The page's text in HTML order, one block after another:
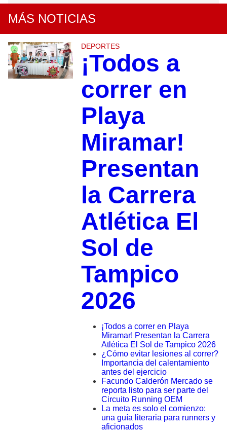
MÁS NOTICIAS
DEPORTES
¡Todos a
correr en
Playa
Miramar!
Presentan
la Carrera
Atlética El
Sol de
Tampico
2026
¡Todos a correr en Playa
Miramar! Presentan la Carrera
Atlética El Sol de Tampico 2026
¿Cómo evitar lesiones al correr?
Importancia del calentamiento
antes del ejercicio
Facundo Calderón Mercado se
reporta listo para ser parte del
Circuito Running OEM
La meta es solo el comienzo:
una guía literaria para runners y
aficionados